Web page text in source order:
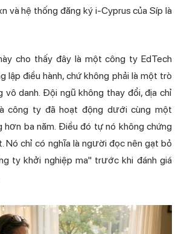
và hệ thống đăng ký i-Cyprus của Síp là
cho thấy đây là một công ty EdTech
lập điều hành, chứ không phải là một trò
vô danh. Đội ngũ không thay đổi, địa chỉ
công ty đã hoạt động dưới cùng một
ba năm. Điều đó tự nó không chứng
Nó chỉ có nghĩa là người đọc nên gạt bỏ
ty khởi nghiệp ma" trước khi đánh giá